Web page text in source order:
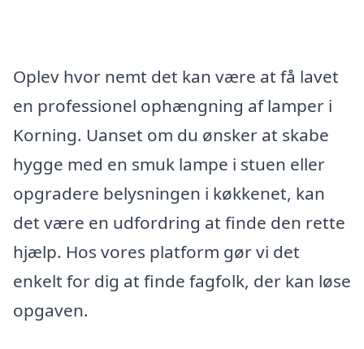
Oplev hvor nemt det kan være at få lavet
en professionel ophængning af lamper i
Korning. Uanset om du ønsker at skabe
hygge med en smuk lampe i stuen eller
opgradere belysningen i køkkenet, kan
det være en udfordring at finde den rette
hjælp. Hos vores platform gør vi det
enkelt for dig at finde fagfolk, der kan løse
opgaven.